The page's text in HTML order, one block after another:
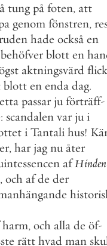
tung på foten, att
genom fönstren,
hade också en
behöfver blott en
aktningsvärd
blott en enda dag.
passar ju förträff-
: scandalen var ju i
i Tantali hus!
, har jag nu åter
af Hinden
, och af de der
harm, och alla de öf-
rätt hvad man